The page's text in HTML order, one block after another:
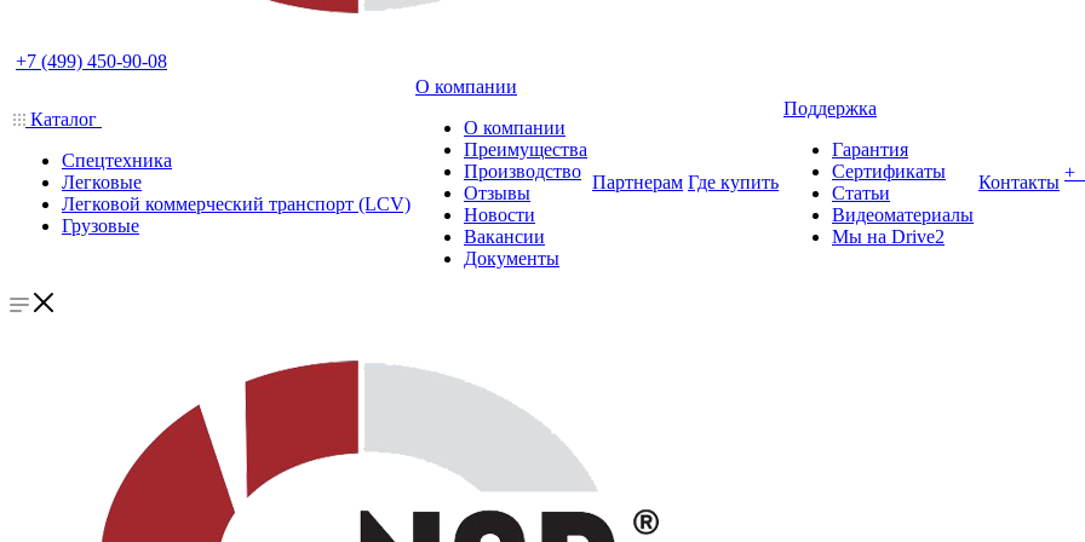
+7 (499) 450-90-08
Каталог
Спецтехника
Легковые
Легковой коммерческий транспорт (LCV)
Грузовые
О компании
О компании
Преимущества
Производство
Отзывы
Новости
Вакансии
Документы
Партнерам Где купить
Поддержка
Гарантия
Сертификаты
Статьи
Видеоматериалы
Мы на Drive2
Контакты +